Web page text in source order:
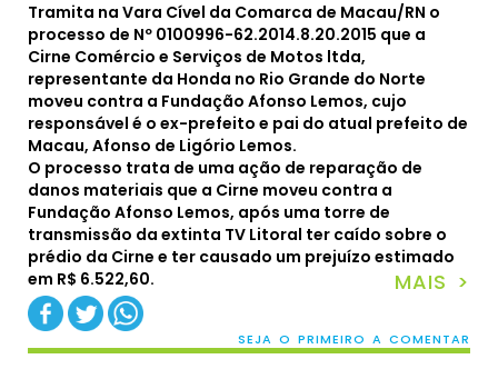
Tramita na Vara Cível da Comarca de Macau/RN o
processo de Nº 0100996-62.2014.8.20.2015 que a
Cirne Comércio e Serviços de Motos ltda,
representante da Honda no Rio Grande do Norte
moveu contra a Fundação Afonso Lemos, cujo
responsável é o ex-prefeito e pai do atual prefeito de
Macau, Afonso de Ligório Lemos.
O processo trata de uma ação de reparação de
danos materiais que a Cirne moveu contra a
Fundação Afonso Lemos, após uma torre de
transmissão da extinta TV Litoral ter caído sobre o
prédio da Cirne e ter causado um prejuízo estimado
em R$ 6.522,60.
MAIS >
SEJA O PRIMEIRO A COMENTAR